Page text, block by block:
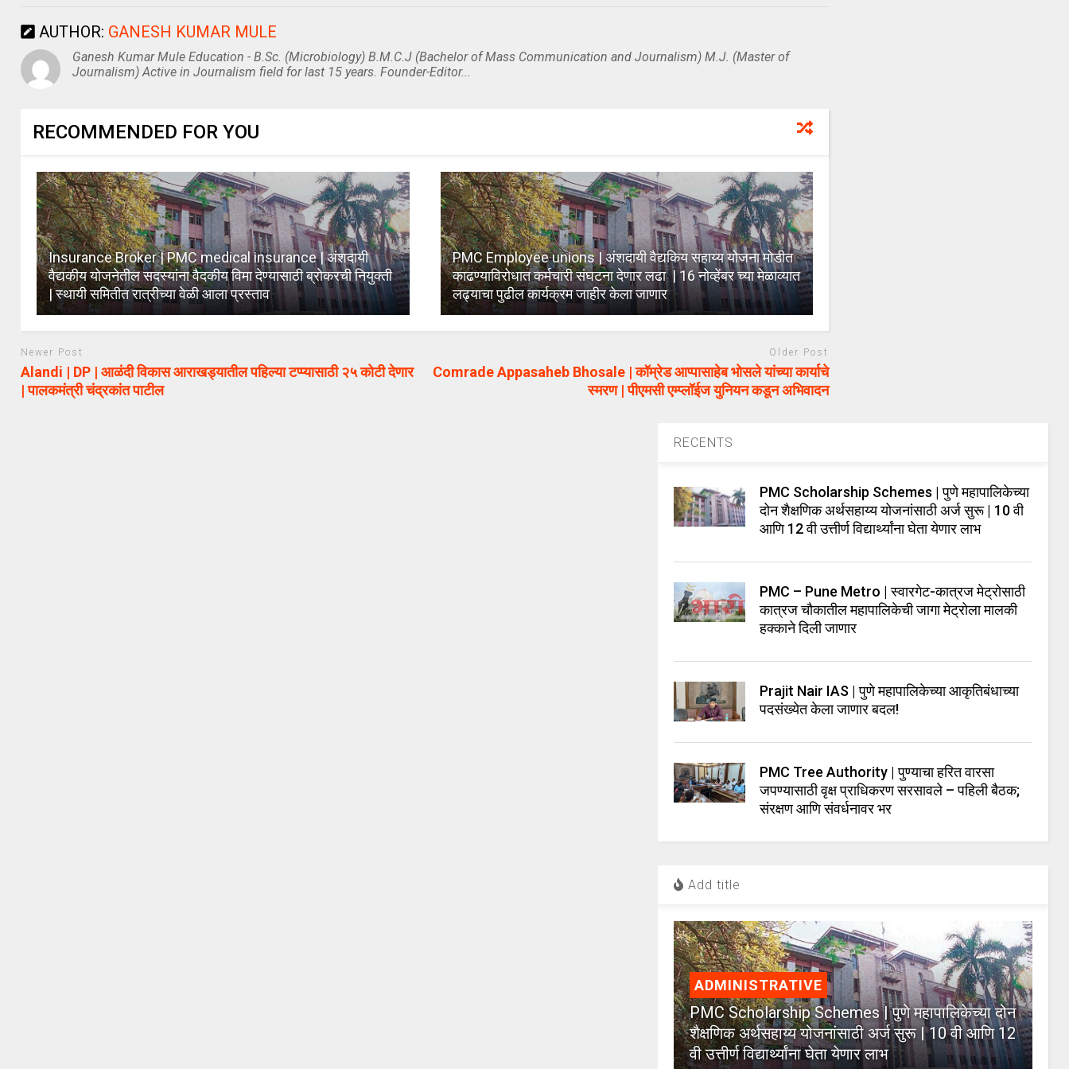
AUTHOR: GANESH KUMAR MULE
Ganesh Kumar Mule Education - B.Sc. (Microbiology) B.M.C.J (Bachelor of Mass Communication and Journalism) M.J. (Master of
Journalism) Active in Journalism field for last 15 years. Founder-Editor...
RECOMMENDED FOR YOU
Insurance Broker | PMC medical insurance | अंशदायी
वैद्यकीय योजनेतील सदस्यांना वैदकीय विमा देण्यासाठी ब्रोकरची नियुक्ती
| स्थायी समितीत रात्रीच्या वेळी आला प्रस्ताव
PMC Employee unions | अंशदायी वैद्यकिय सहाय्य योजना मोडीत
काढण्याविरोधात कर्मचारी संघटना देणार लढा | 16 नोव्हेंबर च्या मेळाव्यात
लढ्याचा पुढील कार्यक्रम जाहीर केला जाणार
Newer Post
Alandi | DP | आळंदी विकास आराखड्यातील पहिल्या टप्प्यासाठी २५ कोटी देणार
| पालकमंत्री चंद्रकांत पाटील
Older Post
Comrade Appasaheb Bhosale | कॉम्रेड आप्पासाहेब भोसले यांच्या कार्याचे
स्मरण | पीएमसी एम्प्लॉईज युनियन कडून अभिवादन
RECENTS
PMC Scholarship Schemes | पुणे महापालिकेच्या
दोन शैक्षणिक अर्थसहाय्य योजनांसाठी अर्ज सुरू | 10 वी
आणि 12 वी उत्तीर्ण विद्यार्थ्यांना घेता येणार लाभ
PMC – Pune Metro | स्वारगेट-कात्रज मेट्रोसाठी
कात्रज चौकातील महापालिकेची जागा मेट्रोला मालकी
हक्काने दिली जाणार
Prajit Nair IAS | पुणे महापालिकेच्या आकृतिबंधाच्या
पदसंख्येत केला जाणार बदल!
PMC Tree Authority | पुण्याचा हरित वारसा
जपण्यासाठी वृक्ष प्राधिकरण सरसावले – पहिली बैठक;
संरक्षण आणि संवर्धनावर भर
Add title
ADMINISTRATIVE
PMC Scholarship Schemes | पुणे महापालिकेच्या दोन
शैक्षणिक अर्थसहाय्य योजनांसाठी अर्ज सुरू | 10 वी आणि 12
वी उत्तीर्ण विद्यार्थ्यांना घेता येणार लाभ